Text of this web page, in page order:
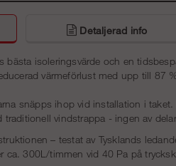
Detaljerad info
bästa isoleringsvärde och en
värmeförlust med upp till 87
snäpps ihop vid installation i
vindstrappa - ingen av
– testat av Tysklands
ca. 300L/timmen vid 40 Pa på